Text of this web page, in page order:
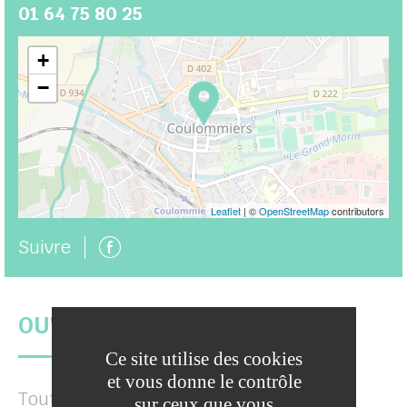
01 64 75 80 25
+
−
Leaflet | ©OpenStreetMapcontributors
Suivre
OUVERTURES
Toute l'année. Tous les jours à 8h30.
Ce site utilise des cookies
et vous donne le contrôle